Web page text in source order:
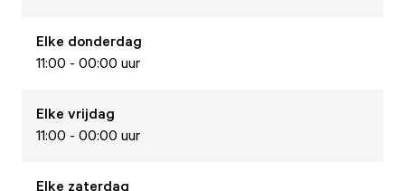
Elke donderdag
11:00 - 00:00 uur
Elke vrijdag
11:00 - 00:00 uur
Elke zaterdag